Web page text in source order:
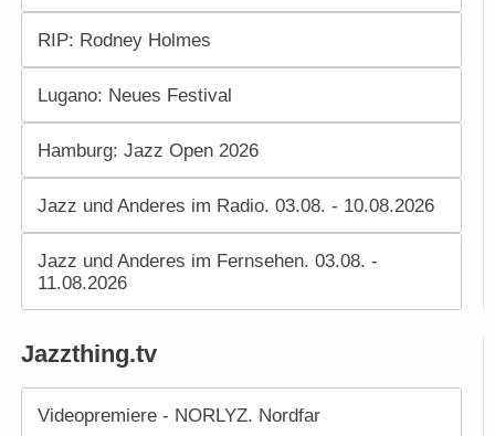
RIP: Rodney Holmes
Lugano: Neues Festival
Hamburg: Jazz Open 2026
Jazz und Anderes im Radio. 03.08. - 10.08.2026
Jazz und Anderes im Fernsehen. 03.08. -
11.08.2026
Jazzthing.tv
Videopremiere - NORLYZ. Nordfar